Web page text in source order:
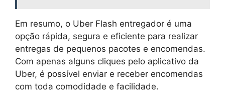
Em resumo, o Uber Flash entregador é uma
opção rápida, segura e eficiente para realizar
entregas de pequenos pacotes e encomendas.
Com apenas alguns cliques pelo aplicativo da
Uber, é possível enviar e receber encomendas
com toda comodidade e facilidade.